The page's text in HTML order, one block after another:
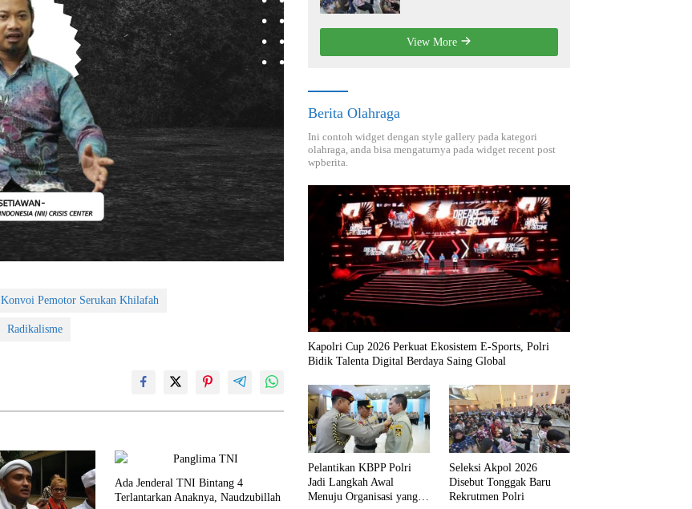
Konvoi Pemotor Serukan Khilafah
Radikalisme
Ada Jenderal TNI Bintang 4
Terlantarkan Anaknya, Naudzubillah
View More
Berita Olahraga
Ini contoh widget dengan style gallery pada kategori
olahraga, anda bisa mengaturnya pada widget recent post
wpberita.
Kapolri Cup 2026 Perkuat Ekosistem E-Sports, Polri
Bidik Talenta Digital Berdaya Saing Global
Pelantikan KBPP Polri
Jadi Langkah Awal
Menuju Organisasi yang
Seleksi Akpol 2026
Disebut Tonggak Baru
Rekrutmen Polri